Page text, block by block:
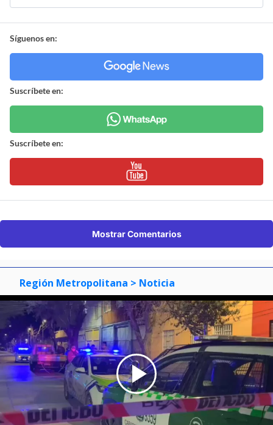
Síguenos en:
Suscríbete en:
Suscríbete en:
Mostrar Comentarios
Región Metropolitana > Noticia